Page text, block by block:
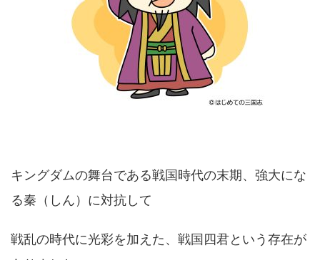
キングダムの舞台である戦国時代の末期、強大にな
る秦（しん）に対抗して
戦乱の時代に光彩を加えた、戦国四君という存在が